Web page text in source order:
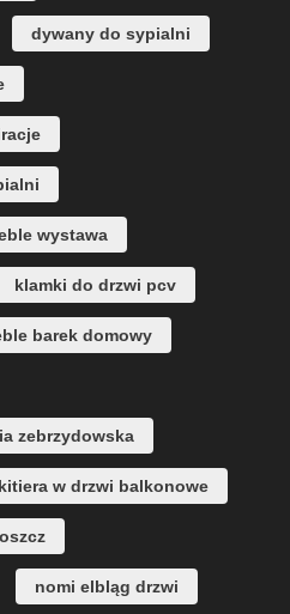
dywany do sypialni
wystawa
klamki do drzwi pcv
barek domowy
zebrzydowska
w drzwi balkonowe
nomi elbląg drzwi